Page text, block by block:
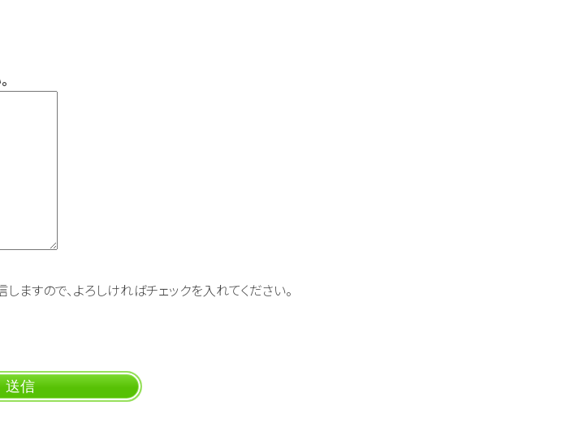
すので、よろしければチェックを入れてください。